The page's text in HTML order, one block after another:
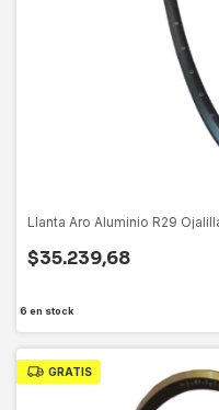
Llanta Aro Aluminio R29
$35.239,68
6 en stock
GRATIS